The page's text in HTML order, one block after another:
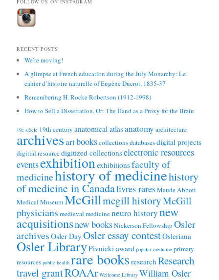
RECENT POSTS
We’re moving!
A glimpse at French education during the July Monarchy: Le
cahier d’histoire naturelle of Eugène Ducrot, 1835-37
Remembering H. Rocke Robertson (1912-1998)
How to Sell a Dissertation, Or: The Hand as a Proxy for the Brain
19e siècle 19th century anatomical atlasanatomy architecture
archivesartbookscollectionsdatabasesdigital projects
digitial resourcedigitized collectionselectronic resources
eventsexhibitionexhibitionsfaculty of
medicinehistory of medicinehistory
of medicine in Canadalivres raresMaude Abbott
Medical MuseumMcGillmcgill historyMcGill
physicians medieval medicineneuro historynew
acquisitionsnew booksNickerson FellowshipOsler
archives Osler Day Osler essay contestOsleriana
Osler LibraryPivnicki award popular medicine primary
resources public health rare books research Research
travel grantROAAr Wellcome Library William Osler